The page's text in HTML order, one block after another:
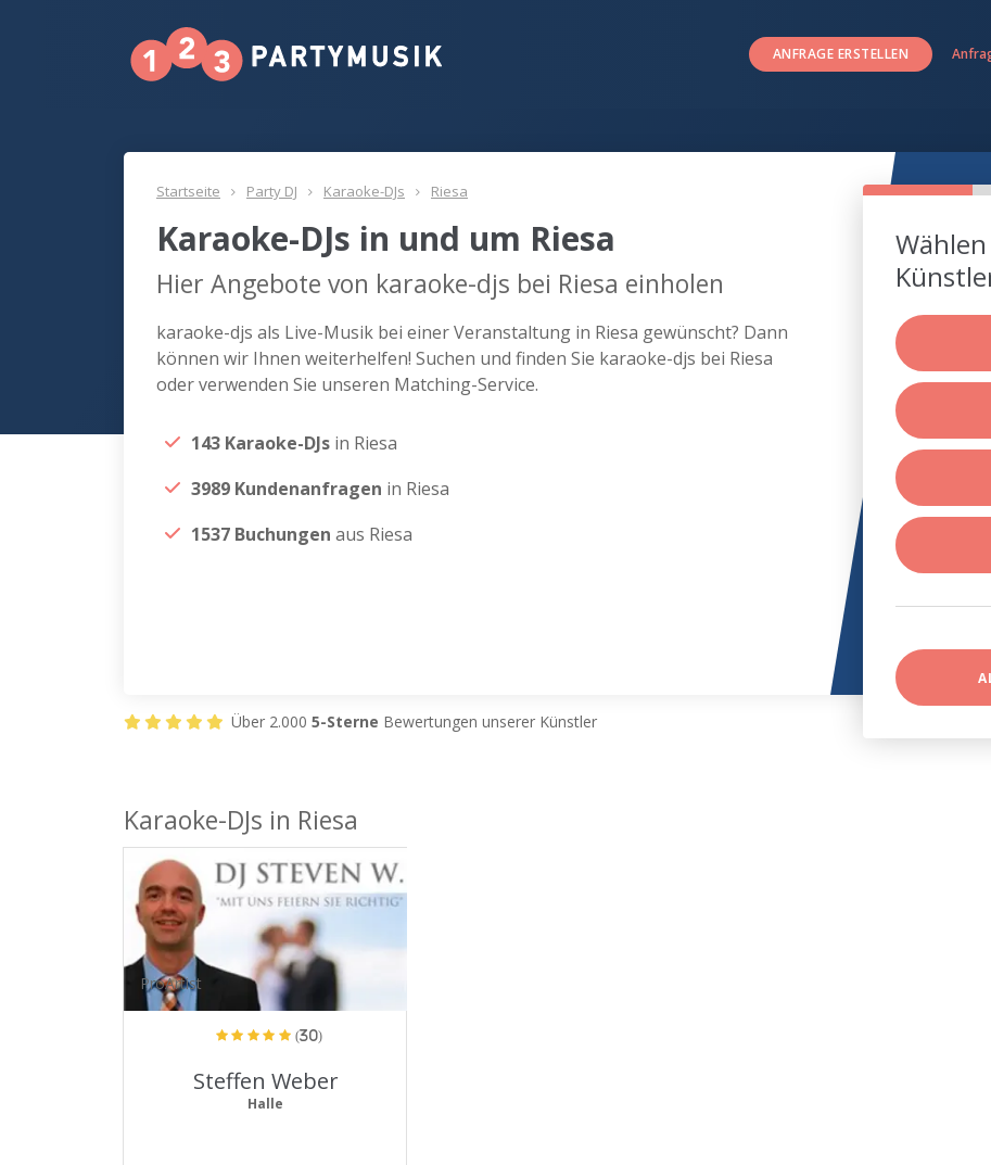
ANFRAGE ERSTELLEN
Startseite Party DJ Karaoke-DJs Riesa
Karaoke-DJs in und um Riesa
Hier Angebote von karaoke-djs bei Riesa einholen
karaoke-djs als Live-Musik bei einer Veranstaltung in Riesa gewünscht? Dann
können wir Ihnen weiterhelfen! Suchen und finden Sie karaoke-djs bei Riesa
oder verwenden Sie unseren Matching-Service.
143 Karaoke-DJs in Riesa
3989 Kundenanfragen in Riesa
1537 Buchungen aus Riesa
Über 2.000 5-Sterne Bewertungen unserer Künstler
Karaoke-DJs in Riesa
ProArtist
(30)
Steffen Weber
Halle